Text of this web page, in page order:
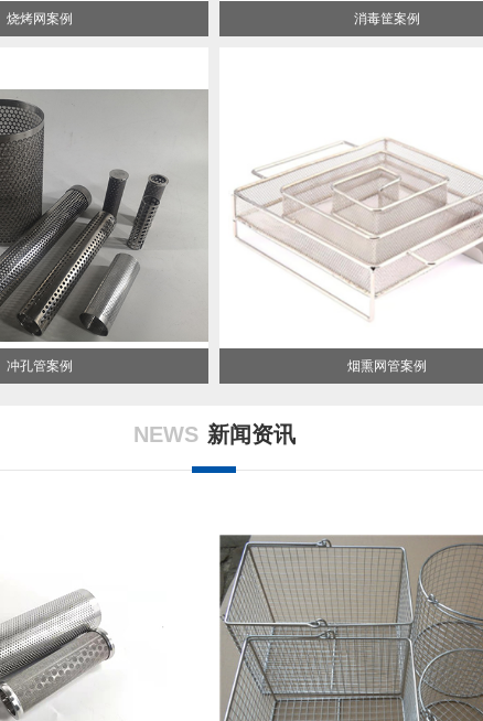
烧烤网案例 消毒筐案例
冲孔管案例 烟熏网管案例
NEWS 新闻资讯